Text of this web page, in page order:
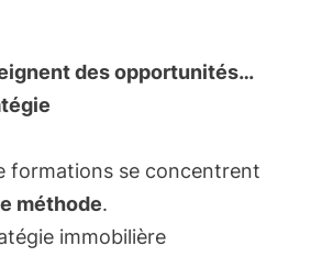
des opportunités…
formations se concentrent
méthode.
immobilière